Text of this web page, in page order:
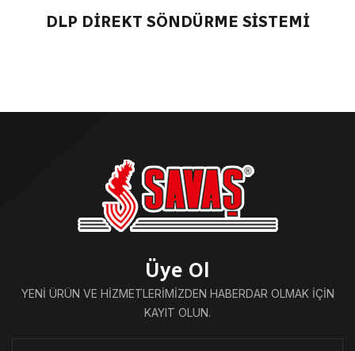
DLP DİREKT SÖNDÜRME SİSTEMİ
Üye Ol
YENI ÜRÜN VE HIZMETLERIMIZDEN HABERDAR OLMAK IÇIN
KAYIT OLUN.